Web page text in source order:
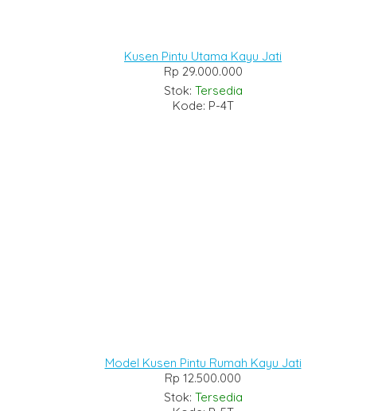
Kusen Pintu Utama Kayu Jati
Rp 29.000.000
Stok: Tersedia
Kode: P-4T
Model Kusen Pintu Rumah Kayu Jati
Rp 12.500.000
Stok: Tersedia